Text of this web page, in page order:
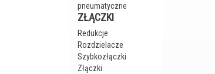
pneumatyczne
ZŁĄCZKI
Redukcje
Rozdzielacze
Szybkozłączki
Złączki